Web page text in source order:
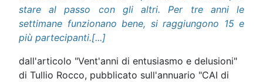
stare al passo con gli altri. Per tre anni le
settimane funzionano bene, si raggiungono 15 e
più partecipanti.[...]
dall'articolo "Vent'anni di entusiasmo e delusioni"
di Tullio Rocco, pubblicato sull'annuario "CAI di